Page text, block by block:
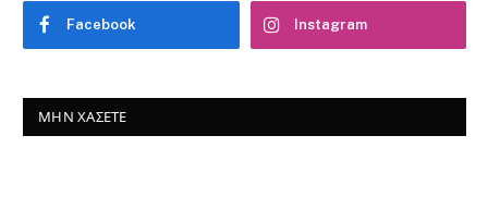
Facebook Instagram
ΜΗΝ ΧΆΣΕΤΕ